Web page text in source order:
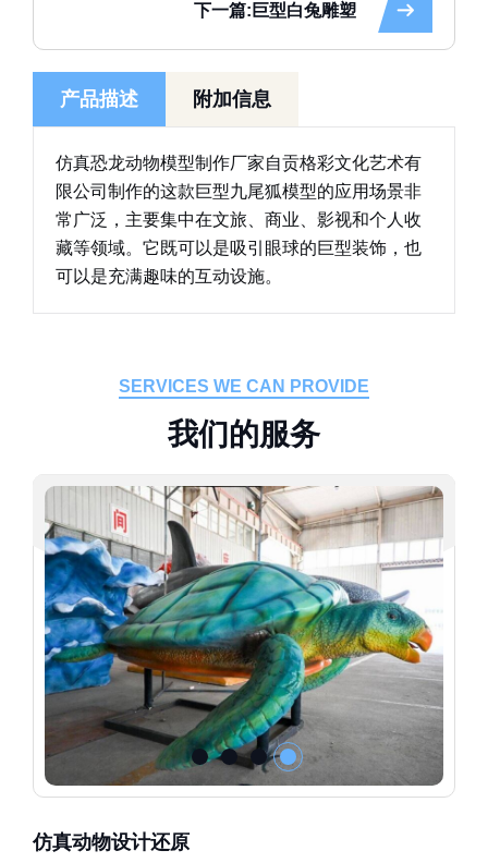
下一篇:巨型白兔雕塑
产品描述 附加信息
仿真恐龙动物模型制作厂家自贡格彩文化艺术有
限公司制作的这款巨型九尾狐模型的应用场景非
常广泛，主要集中在文旅、商业、影视和个人收
藏等领域。它既可以是吸引眼球的巨型装饰，也
可以是充满趣味的互动设施。
SERVICES WE CAN PROVIDE
我们的服务
仿真动物设计还原